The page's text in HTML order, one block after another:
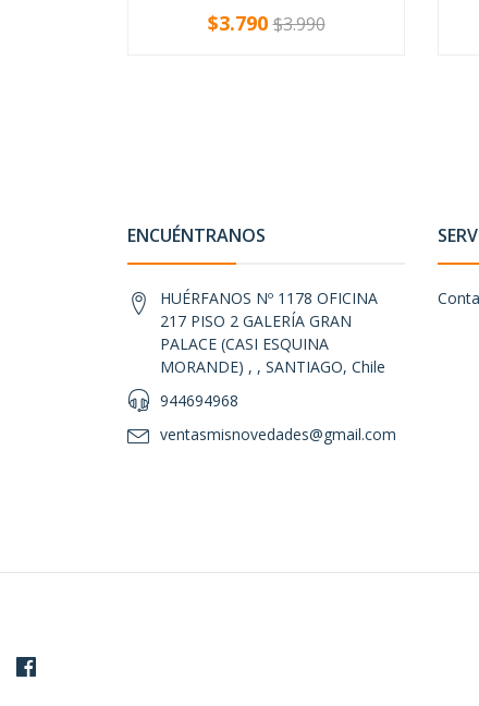
+
$3.790$3.990
ENCUÉNTRANOS
HUÉRFANOS Nº 1178 OFICINA
217 PISO 2 GALERÍA GRAN
PALACE (CASI ESQUINA
MORANDE) , , SANTIAGO, Chile
944694968
ventasmisnovedades@gmail.com